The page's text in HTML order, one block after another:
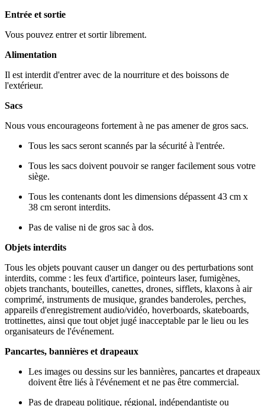
Entrée et sortie
Vous pouvez entrer et sortir librement.
Alimentation
Il est interdit d'entrer avec de la nourriture et des boissons de
l'extérieur.
Sacs
Nous vous encourageons fortement à ne pas amener de gros sacs.
Tous les sacs seront scannés par la sécurité à l'entrée.
Tous les sacs doivent pouvoir se ranger facilement sous votre
siège.
Tous les contenants dont les dimensions dépassent 43 cm x
38 cm seront interdits.
Pas de valise ni de gros sac à dos.
Objets interdits
Tous les objets pouvant causer un danger ou des perturbations sont
interdits, comme : les feux d'artifice, pointeurs laser, fumigènes,
objets tranchants, bouteilles, canettes, drones, sifflets, klaxons à air
comprimé, instruments de musique, grandes banderoles, perches,
appareils d'enregistrement audio/vidéo, hoverboards, skateboards,
trottinettes, ainsi que tout objet jugé inacceptable par le lieu ou les
organisateurs de l'événement.
Pancartes, bannières et drapeaux
Les images ou dessins sur les bannières, pancartes et drapeaux
doivent être liés à l'événement et ne pas être commercial.
Pas de drapeau politique, régional, indépendantiste ou